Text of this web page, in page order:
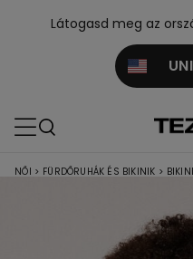
Látogasd meg az
NŐI > FÜRDŐRUHÁK ÉS BIKINIK >